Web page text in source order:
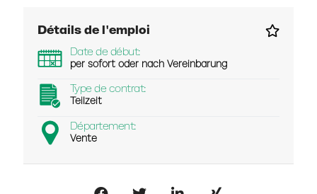
Détails de l'emploi
Date de début:
per sofort oder nach Vereinbarung
Type de contrat:
Teilzeit
Département:
Vente